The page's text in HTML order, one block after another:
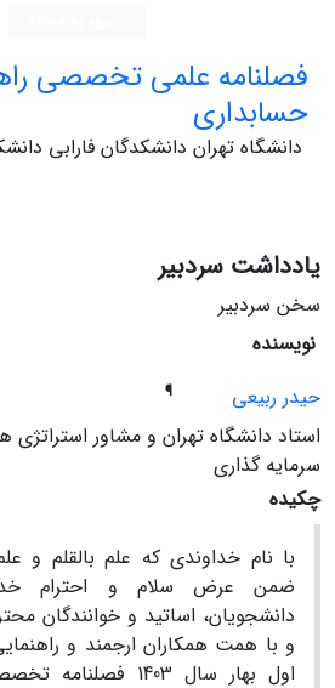
فصلنامه علمی تخصصی
حسابداری
دانشگاه تهران دانشکدگان فارابی
یادداشت سردبیر
سخن سردبیر
نویسنده
حیدر ربیعی
¶
استاد دانشگاه تهران و مشاور
سرمایه گذاری
چکیده
با نام خداوندی که علم بالقلم و
ضمن عرض سلام و احترام
دانشجویان، اساتید و خوانندگان
و با همت همکاران ارجمند و
اول بهار سال 1403